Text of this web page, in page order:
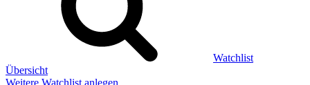
Watchlist
Übersicht
Weitere Watchlist anlegen